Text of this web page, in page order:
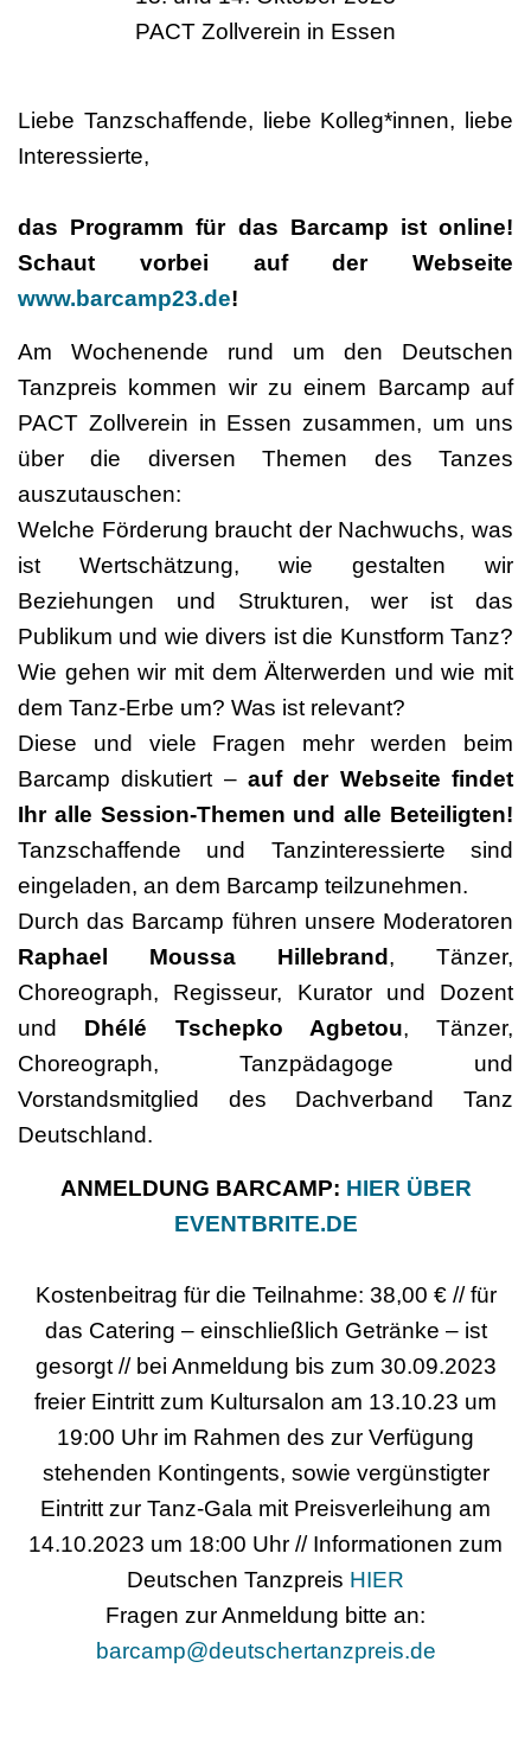
PACT Zollverein in Essen
Liebe Tanzschaffende, liebe Kolleg*innen, liebe
Interessierte,
das Programm für das Barcamp ist online!
Schaut vorbei auf der Webseite
www.barcamp23.de!
Am Wochenende rund um den Deutschen
Tanzpreis kommen wir zu einem Barcamp auf
PACT Zollverein in Essen zusammen, um uns
über die diversen Themen des Tanzes
auszutauschen:
Welche Förderung braucht der Nachwuchs, was
ist Wertschätzung, wie gestalten wir
Beziehungen und Strukturen, wer ist das
Publikum und wie divers ist die Kunstform Tanz?
Wie gehen wir mit dem Älterwerden und wie mit
dem Tanz-Erbe um? Was ist relevant?
Diese und viele Fragen mehr werden beim
Barcamp diskutiert – auf der Webseite findet
Ihr alle Session-Themen und alle Beteiligten!
Tanzschaffende und Tanzinteressierte sind
eingeladen, an dem Barcamp teilzunehmen.
Durch das Barcamp führen unsere Moderatoren
Raphael Moussa Hillebrand , Tänzer,
Choreograph, Regisseur, Kurator und Dozent
und Dhélé Tschepko Agbetou, Tänzer,
Choreograph, Tanzpädagoge und
Vorstandsmitglied des Dachverband Tanz
Deutschland.
ANMELDUNG BARCAMP: HIER ÜBER
EVENTBRITE.DE
Kostenbeitrag für die Teilnahme: 38,00 € // für
das Catering – einschließlich Getränke – ist
gesorgt // bei Anmeldung bis zum 30.09.2023
freier Eintritt zum Kultursalon am 13.10.23 um
19:00 Uhr im Rahmen des zur Verfügung
stehenden Kontingents, sowie vergünstigter
Eintritt zur Tanz-Gala mit Preisverleihung am
14.10.2023 um 18:00 Uhr // Informationen zum
Deutschen Tanzpreis HIER
Fragen zur Anmeldung bitte an:
barcamp@deutschertanzpreis.de